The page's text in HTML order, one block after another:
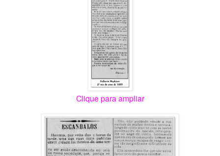
Clique para ampliar